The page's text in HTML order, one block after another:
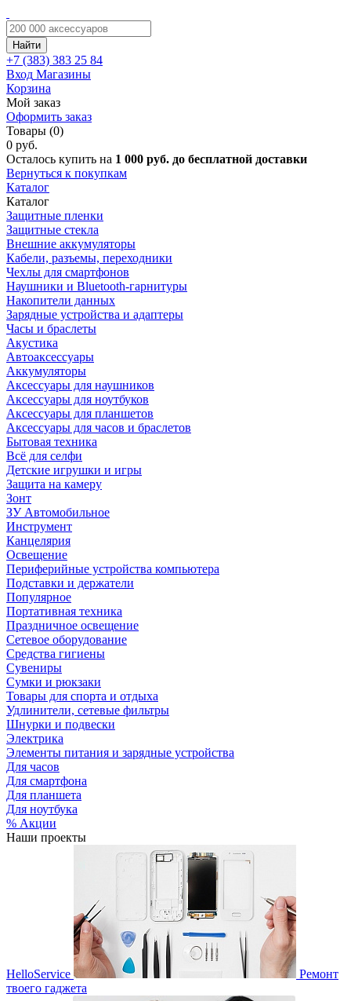
Найти
+7 (383) 383 25 84
Вход Магазины
Корзина
Мой заказ
Оформить заказ
Товары (0)
0 руб.
Осталось купить на 1 000 руб. до бесплатной доставки
Вернуться к покупкам
Каталог
Каталог
Защитные пленки
Защитные стекла
Внешние аккумуляторы
Кабели, разъемы, переходники
Чехлы для смартфонов
Наушники и Bluetooth-гарнитуры
Накопители данных
Зарядные устройства и адаптеры
Часы и браслеты
Акустика
Автоаксессуары
Аккумуляторы
Аксессуары для наушников
Аксессуары для ноутбуков
Аксессуары для планшетов
Аксессуары для часов и браслетов
Бытовая техника
Всё для селфи
Детские игрушки и игры
Защита на камеру
Зонт
ЗУ Автомобильное
Инструмент
Канцелярия
Освещение
Периферийные устройства компьютера
Подставки и держатели
Популярное
Портативная техника
Праздничное освещение
Сетевое оборудование
Средства гигиены
Сувениры
Сумки и рюкзаки
Товары для спорта и отдыха
Удлинители, сетевые фильтры
Шнурки и подвески
Электрика
Элементы питания и зарядные устройства
Для часов
Для смартфона
Для планшета
Для ноутбука
% Акции
Наши проекты
HelloService
Ремонт
твоего гаджета